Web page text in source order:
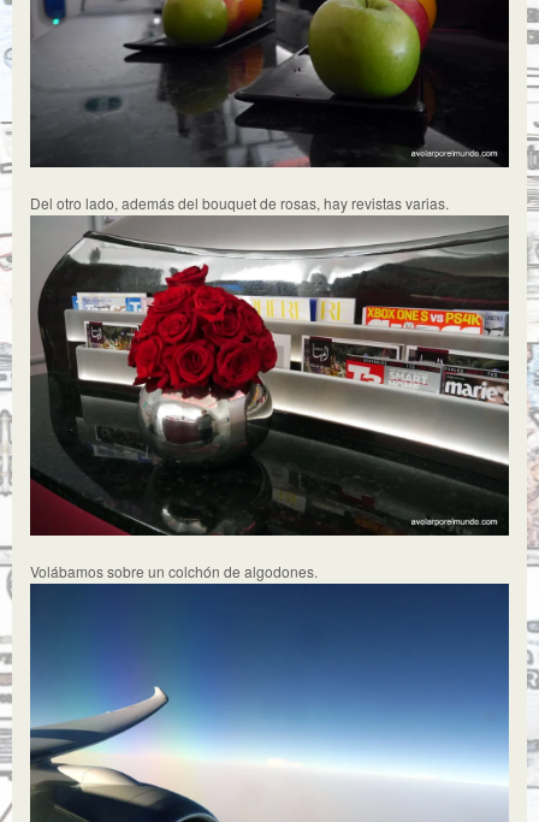
Del otro lado, además del bouquet de rosas, hay revistas varias.
Volábamos sobre un colchón de algodones.